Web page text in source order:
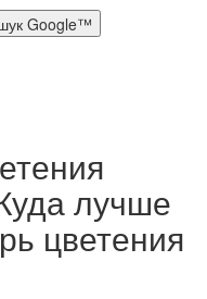
лучше
цветения